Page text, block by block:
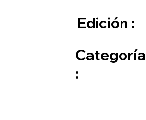
Edición :
Categoría
: